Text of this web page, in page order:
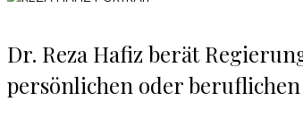
Dr. Reza Hafiz berät
persönlichen oder